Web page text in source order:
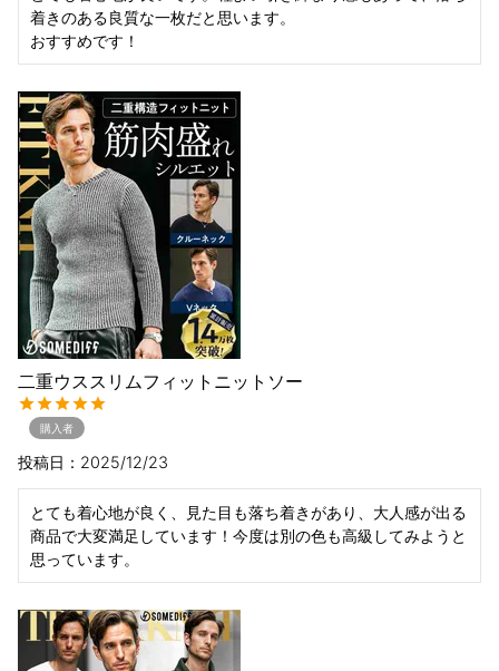
着きのある良質な一枚だと思います。
おすすめです！
二重ウススリムフィットニットソー
購入者
投稿日 2025/12/23
とても着心地が良く、見た目も落ち着きがあり、大人感が出る
商品で大変満足しています！今度は別の色も高級してみようと
思っています。